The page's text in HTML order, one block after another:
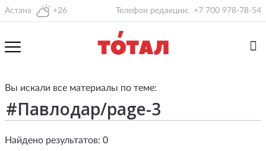
Астана +26 Телефон редакции: +7 700 978-78-54
Вы искали все материалы по теме:
Найдено результатов: 0